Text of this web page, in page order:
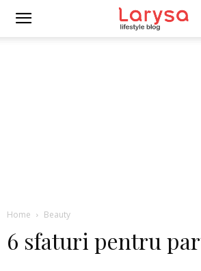
Home Beauty
6 sfaturi pentru